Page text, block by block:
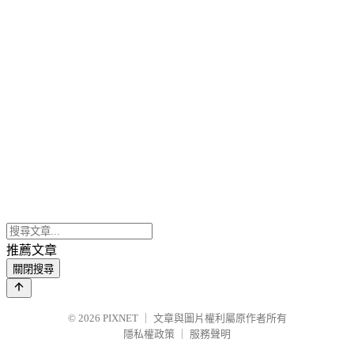
推薦文章
關閉搜尋
© 2026 PIXNET
文章與圖片權利屬原作者所有
隱私權政策
服務聲明